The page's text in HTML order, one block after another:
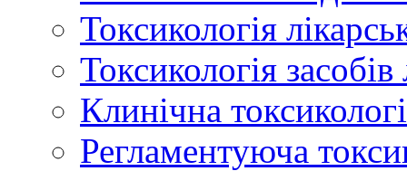
Токсикологія
Токсикологія
Клинічна
Регламентуюча